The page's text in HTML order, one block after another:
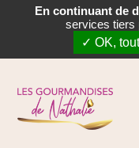
En continuant de
services tiers
✓ OK,